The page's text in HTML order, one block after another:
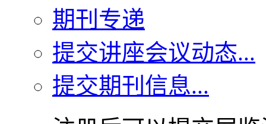
期刊专递
提交讲座会议动态...
提交期刊信息...